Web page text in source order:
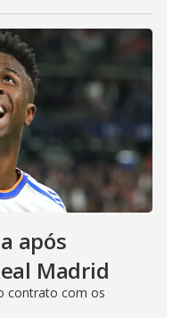
após
Madrid
contrato com os